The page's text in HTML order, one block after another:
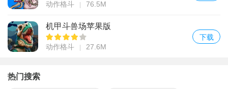
动作格斗 76.5M
机甲斗兽场苹果版
动作格斗 27.6M
下载
热门搜索